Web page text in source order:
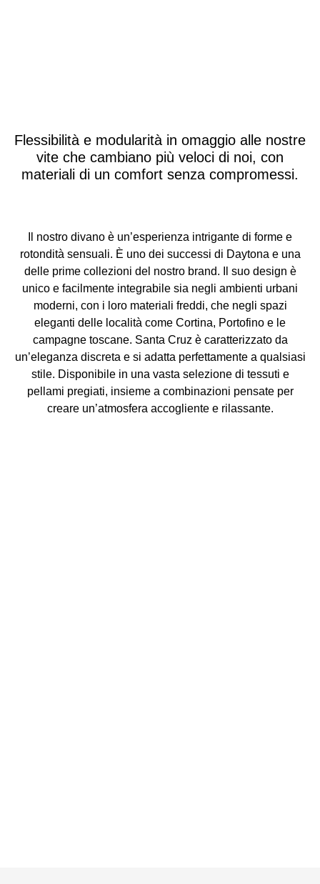
Flessibilità e modularità in omaggio alle nostre
vite che cambiano più veloci di noi, con
materiali di un comfort senza compromessi.
Il nostro divano è un’esperienza intrigante di forme e
rotondità sensuali. È uno dei successi di Daytona e una
delle prime collezioni del nostro brand. Il suo design è
unico e facilmente integrabile sia negli ambienti urbani
moderni, con i loro materiali freddi, che negli spazi
eleganti delle località come Cortina, Portofino e le
campagne toscane. Santa Cruz è caratterizzato da
un’eleganza discreta e si adatta perfettamente a qualsiasi
stile. Disponibile in una vasta selezione di tessuti e
pellami pregiati, insieme a combinazioni pensate per
creare un’atmosfera accogliente e rilassante.